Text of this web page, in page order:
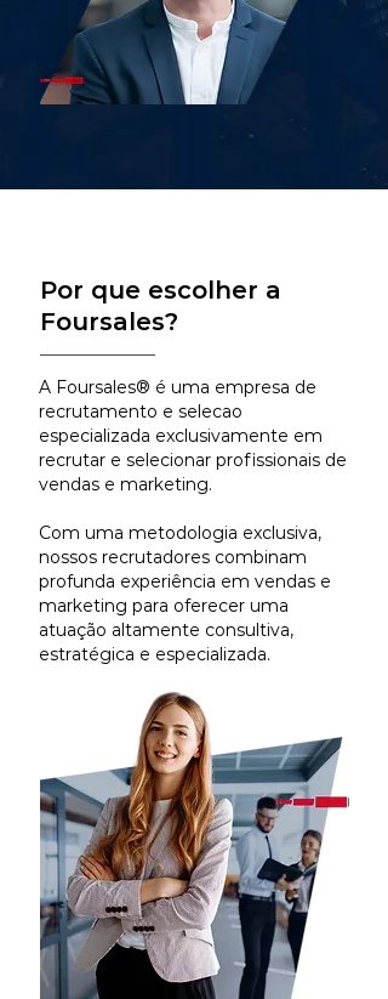
Por que escolher a
Foursales?
A Foursales® é uma empresa de
recrutamento e selecao
especializada exclusivamente em
recrutar e selecionar profissionais de
vendas e marketing.
Com uma metodologia exclusiva,
nossos recrutadores combinam
profunda experiência em vendas e
marketing para oferecer uma
atuação altamente consultiva,
estratégica e especializada.